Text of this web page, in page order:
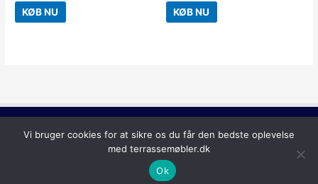
KØB NU KØB NU
Copyright © 2026 Terrassemøbler
Vi bruger cookies for at sikre os du får den bedste oplevelse
med terrassemøbler.dk
Ok